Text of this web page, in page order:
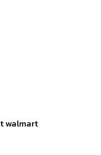
walmart